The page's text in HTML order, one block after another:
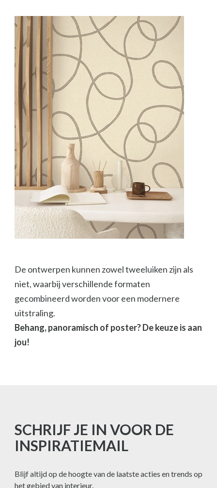
De ontwerpen kunnen zowel tweeluiken zijn als
niet, waarbij verschillende formaten
gecombineerd worden voor een modernere
uitstraling.
Behang, panoramisch of poster? De keuze is aan
jou!
SCHRIJF JE IN VOOR DE
INSPIRATIEMAIL
Blijf altijd op de hoogte van de laatste acties en trends op
het gebied van interieur.